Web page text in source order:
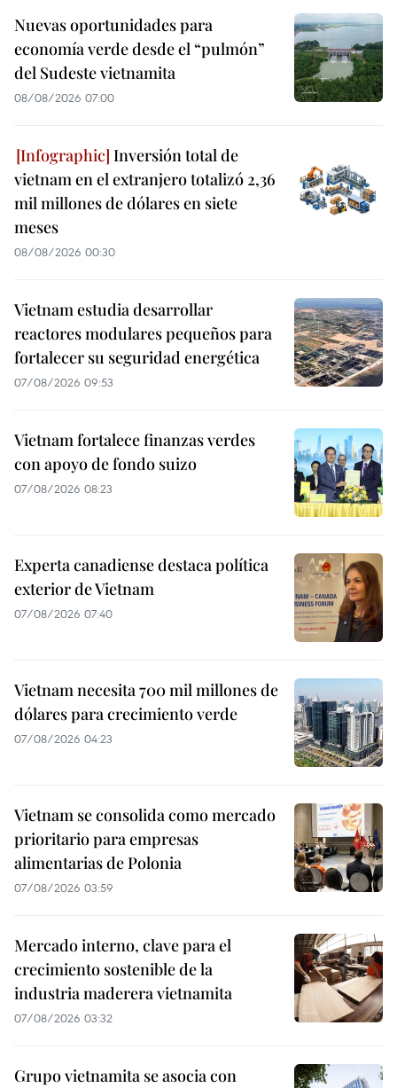
Nuevas oportunidades para
economía verde desde el “pulmón”
del Sudeste vietnamita
08/08/2026 07:00
Inversión total de
vietnam en el extranjero totalizó 2,36
mil millones de dólares en siete
meses
08/08/2026 00:30
Vietnam estudia desarrollar
reactores modulares pequeños para
fortalecer su seguridad energética
07/08/2026 09:53
Vietnam fortalece finanzas verdes
con apoyo de fondo suizo
07/08/2026 08:23
Experta canadiense destaca política
exterior de Vietnam
07/08/2026 07:40
Vietnam necesita 700 mil millones de
dólares para crecimiento verde
07/08/2026 04:23
Vietnam se consolida como mercado
prioritario para empresas
alimentarias de Polonia
07/08/2026 03:59
Mercado interno, clave para el
crecimiento sostenible de la
industria maderera vietnamita
07/08/2026 03:32
Grupo vietnamita se asocia con